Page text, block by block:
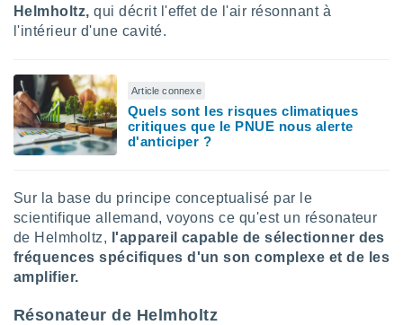
des
des
des
le
ou
Helmholtz, qui décrit l'effet de l'air résonnant à
l'intérieur d'une cavité.
Article connexe
Quels sont les risques climatiques
critiques que le PNUE nous alerte
d'anticiper ?
Sur la base du principe conceptualisé par le
scientifique allemand, voyons ce qu'est un résonateur
de Helmholtz, l'appareil capable de sélectionner des
fréquences spécifiques d'un son complexe et de les
amplifier.
Résonateur de Helmholtz